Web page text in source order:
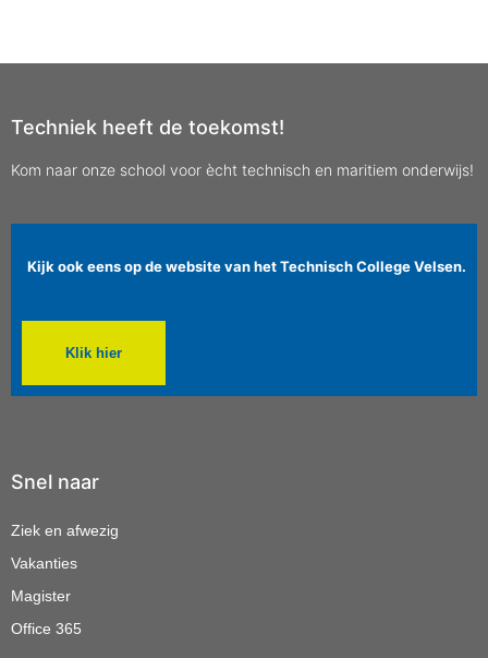
Techniek heeft de toekomst!
Kom naar onze school voor ècht technisch en maritiem onderwijs!
Kijk ook eens op de website van het Technisch College Velsen.
Klik hier
Snel naar
Ziek en afwezig
Vakanties
Magister
Office 365